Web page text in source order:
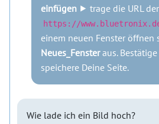
einfügen ⯈ trage die URL
https://
einem neuen Fenster öffnen
Neues_Fensteraus.
speichere Deine Seite.
Wie lade ich ein Bild hoch?